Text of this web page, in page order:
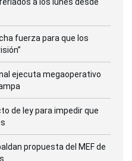
fuerza para que los
ejecuta megaoperativo
de ley para impedir que
propuesta del MEF de